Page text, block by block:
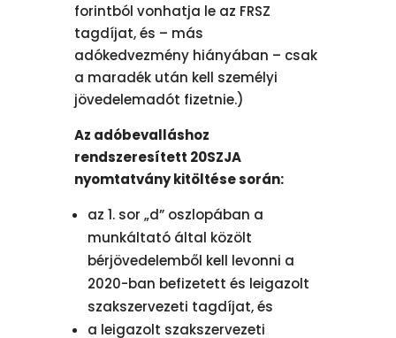
forintból vonhatja le az FRSZ
tagdíjat, és – más
adókedvezmény hiányában – csak
a maradék után kell személyi
jövedelemadót fizetnie.)
Az adóbevalláshoz
rendszeresített 20SZJA
nyomtatvány kitöltése során:
az 1. sor „d” oszlopában a
munkáltató által közölt
bérjövedelemből kell levonni a
2020-ban befizetett és leigazolt
szakszervezeti tagdíjat, és
a leigazolt szakszervezeti